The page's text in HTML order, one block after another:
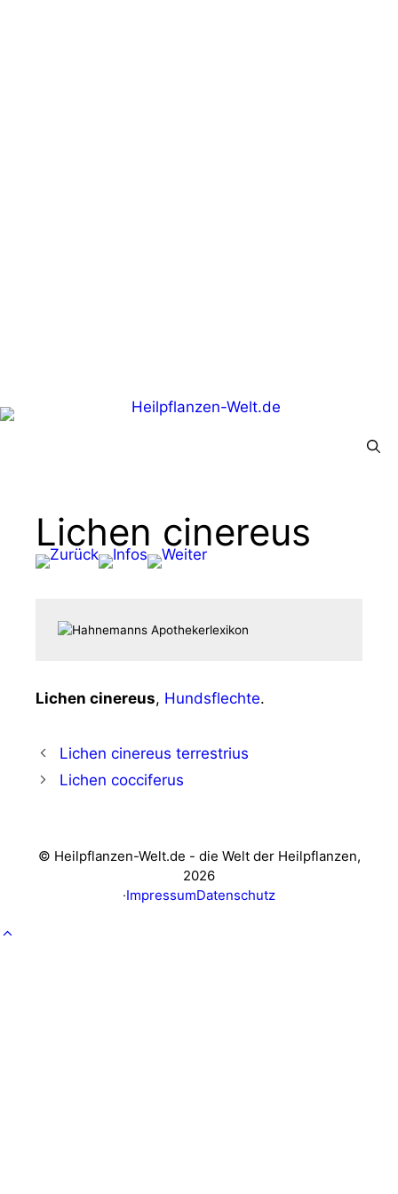
Lichen cinereus
Lichen cine­reus, Hunds­flech­te.
Lichen cinereus terrestrius
Lichen cocciferus
© Heilpflanzen-Welt.de - die Welt der Heilpflanzen,
2026
·ImpressumDatenschutz